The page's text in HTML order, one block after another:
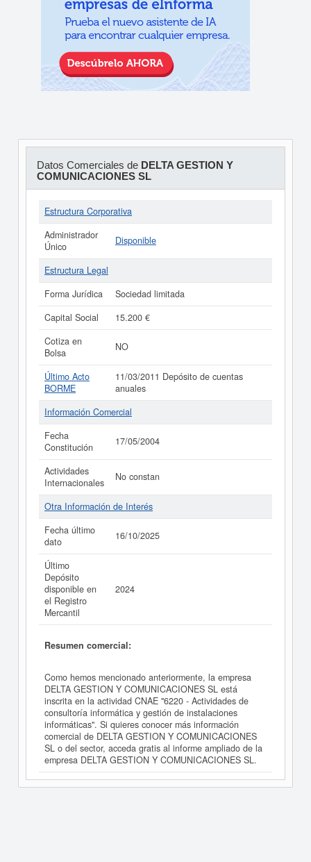
Datos Comerciales de DELTA GESTION Y
COMUNICACIONES SL
Estructura Corporativa
Administrador
Único
Disponible
Estructura Legal
Forma Jurídica
Sociedad limitada
Capital Social
15.200 €
Cotiza en
Bolsa
NO
Último Acto
BORME
11/03/2011 Depósito de cuentas
anuales
Información Comercial
Fecha
Constitución
17/05/2004
Actividades
Internacionales
No constan
Otra Información de Interés
Fecha último
dato
16/10/2025
Último
Depósito
disponible en
el Registro
Mercantil
2024
Resumen comercial:
Como hemos mencionado anteriormente, la empresa
DELTA GESTION Y COMUNICACIONES SL está
inscrita en la actividad CNAE "6220 - Actividades de
consultoría informática y gestión de instalaciones
informáticas". Si quieres conocer más información
comercial de DELTA GESTION Y COMUNICACIONES
SL o del sector, acceda gratis al informe ampliado de la
empresa DELTA GESTION Y COMUNICACIONES SL.